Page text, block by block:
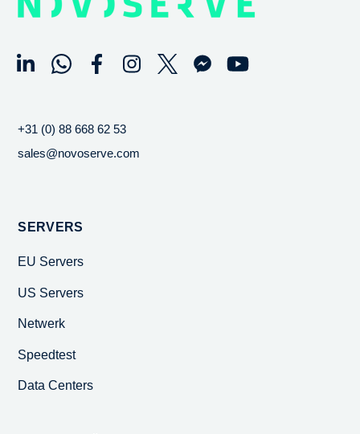
+31 (0) 88 668 62 53
sales@novoserve.com
SERVERS
EU Servers
US Servers
Netwerk
Speedtest
Data Centers